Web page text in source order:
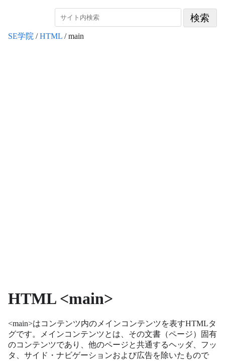
SE学院 /HTML / main
HTML <main>
<main>はコンテンツ内のメインコンテンツを表すHTMLタ
グです。メインコンテンツとは、その文書（ページ）固有
のコンテンツであり、他のページと共通するヘッダ、フッ
タ、サイド・ナビゲーションおよび広告を除いたもので